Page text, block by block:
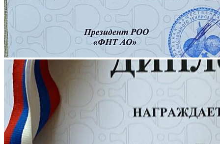
Количество просмотров: 1085
Обучающиеся Дворца творчества приняли участие
в Первенстве СЗФО по настольному теннису, проходившем
в г. Архангельск.
Среди юношей и девушек до 16 лет
I место – Бойчук А. в командном зачете (юноши до 16 лет)
III место – Копылова П. . В командном зачете (девушки до 16
лет)
I место –Копылова П в женских парах​​​​​​​
След. новость
Пред. новость